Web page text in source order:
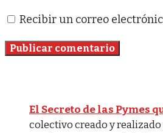
Recibir un correo
El Secreto de las Pymes
colectivo creado y